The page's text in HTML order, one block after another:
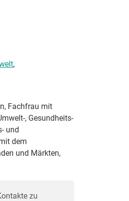
,
Fachfrau mit
, Gesundheits-
und
dem
und Märkten,
zu